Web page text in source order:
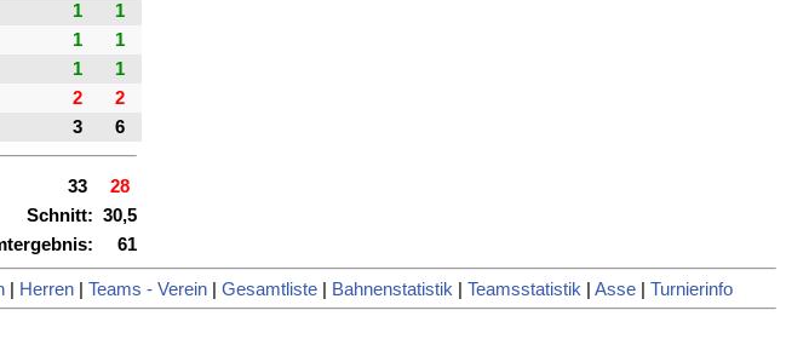
1
1
1
1
1
1
2
2
3 6
33
28
Schnitt: 30,5
61
Herren Teams - Verein Gesamtliste Bahnenstatistik Teamsstatistik Asse Turnierinfo